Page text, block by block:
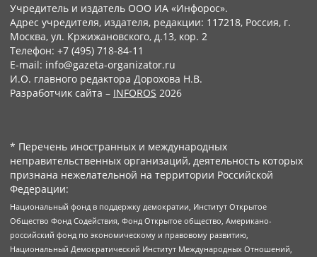
Учредитель и издатель ООО ИА «Инфорос».
Адрес учредителя, издателя, редакции: 117218, Россия, г.
Москва, ул. Кржижановского, д.13, кор. 2
Телефон: +7 (495) 718-84-11
E-mail: info@gazeta-organizator.ru
И.О. главного редактора Дорохова Н.В.
Разработчик сайта – INFOROS 2026
* Перечень иностранных и международных
неправительственных организаций, деятельность которых
признана нежелательной на территории Российской
Федерации:
Национальный фонд в поддержку демократии, Институт Открытое
Общество Фонд Содействия, Фонд Открытое общество, Американо-
российский фонд по экономическому и правовому развитию,
Национальный Демократический Институт Международных Отношений,